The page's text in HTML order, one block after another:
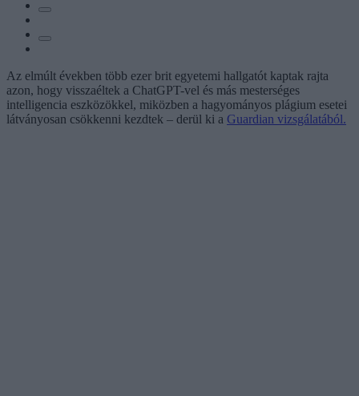
Az elmúlt években több ezer brit egyetemi hallgatót kaptak rajta
azon, hogy visszaéltek a ChatGPT-vel és más mesterséges
intelligencia eszközökkel, miközben a hagyományos plágium esetei
látványosan csökkenni kezdtek – derül ki a Guardian vizsgálatából.